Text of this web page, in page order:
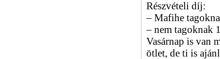
Részvételi díj:
– Mafihe
– nem tagoknak
Vasárnap is van
ötlet, de ti is